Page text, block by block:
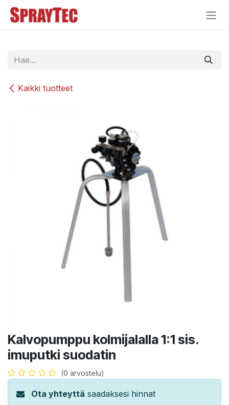
Siirry sisältöön
Kaikki tuotteet
Kalvopumppu kolmijalalla 1:1 sis.
imuputki suodatin
(0 arvostelu)
Ota yhteyttä saadaksesi hinnat